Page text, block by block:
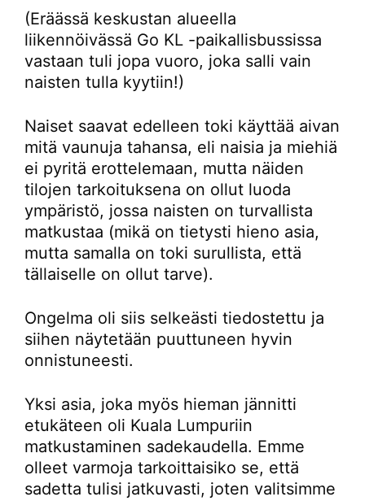
(Eräässä keskustan alueella
liikennöivässä Go KL -paikallisbussissa
vastaan tuli jopa vuoro, joka salli vain
naisten tulla kyytiin!)
Naiset saavat edelleen toki käyttää aivan
mitä vaunuja tahansa, eli naisia ja miehiä
ei pyritä erottelemaan, mutta näiden
tilojen tarkoituksena on ollut luoda
ympäristö, jossa naisten on turvallista
matkustaa (mikä on tietysti hieno asia,
mutta samalla on toki surullista, että
tällaiselle on ollut tarve).
Ongelma oli siis selkeästi tiedostettu ja
siihen näytetään puuttuneen hyvin
onnistuneesti.
Yksi asia, joka myös hieman jännitti
etukäteen oli Kuala Lumpuriin
matkustaminen sadekaudella. Emme
olleet varmoja tarkoittaisiko se, että
sadetta tulisi jatkuvasti, joten valitsimme